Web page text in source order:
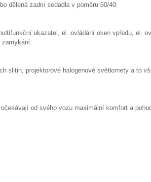
dělená zadní sedadla v poměru 60/40.
ukazatel, el. ovládání oken vpředu, el.
zamykání.
slitin, projektorové halogenové světlomety a to
od svého vozu maximální komfort a